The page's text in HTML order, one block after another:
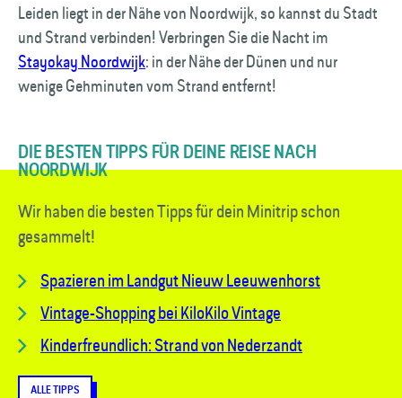
Leiden liegt in der Nähe von Noordwijk, so kannst du Stadt
und Strand verbinden! Verbringen Sie die Nacht im
Stayokay Noordwijk: in der Nähe der Dünen und nur
wenige Gehminuten vom Strand entfernt!
DIE BESTEN TIPPS FÜR DEINE REISE NACH
NOORDWIJK
Wir haben die besten Tipps für dein Minitrip schon
gesammelt!
Spazieren im Landgut Nieuw Leeuwenhorst
Vintage-Shopping bei KiloKilo Vintage
Kinderfreundlich: Strand von Nederzandt
ALLE TIPPS